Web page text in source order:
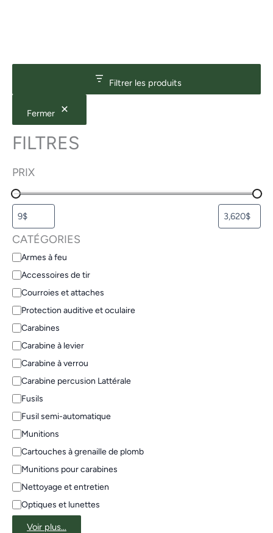
Filtrer les produits
Fermer
FILTRES
PRIX
CATÉGORIES
Armes à feu
Accessoires de tir
Courroies et attaches
Protection auditive et oculaire
Carabines
Carabine à levier
Carabine à verrou
Carabine percusion Lattérale
Fusils
Fusil semi-automatique
Munitions
Cartouches à grenaille de plomb
Munitions pour carabines
Nettoyage et entretien
Optiques et lunettes
Voir plus…